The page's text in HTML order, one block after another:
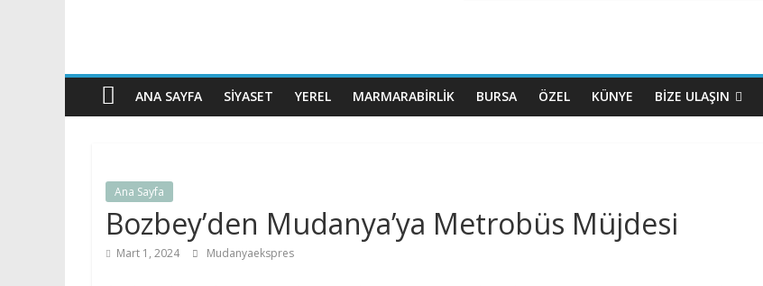
ANA SAYFA SIYASET YEREL MARMARABIRLIK BURSA ÖZEL KÜNYE BİZE ULAŞIN
Ana Sayfa
Bozbey’den Mudanya’ya Metrobüs Müjdesi
Mart 1, 2024 Mudanyaekspres